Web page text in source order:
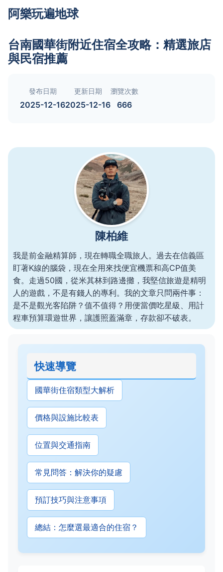
阿樂玩遍地球
台南國華街附近住宿全攻略：精選旅店
與民宿推薦
發布日期
2025-12-16
更新日期
2025-12-16
瀏覽次數
666
陳柏維
我是前金融精算師，現在轉職全職旅人。過去在信義區
盯著K線的腦袋，現在全用來找便宜機票和高CP值美
食。走過50國，從米其林到路邊攤，我堅信旅遊是精明
人的遊戲，不是有錢人的專利。我的文章只問兩件事：
是不是觀光客陷阱？值不值得？用便當價吃星級、用計
程車預算環遊世界，讓護照蓋滿章，存款卻不破表。
快速導覽
國華街住宿類型大解析
價格與設施比較表
位置與交通指南
常見問答：解決你的疑慮
預訂技巧與注意事項
總結：怎麼選最適合的住宿？